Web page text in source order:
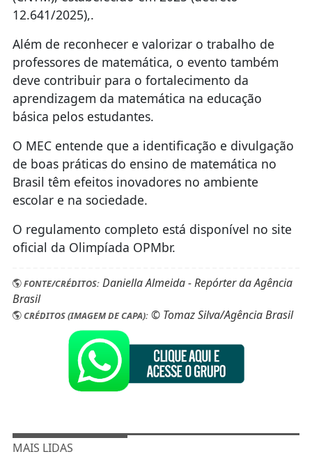
12.641/2025),.
Além de reconhecer e valorizar o trabalho de
professores de matemática, o evento também
deve contribuir para o fortalecimento da
aprendizagem da matemática na educação
básica pelos estudantes.
O MEC entende que a identificação e divulgação
de boas práticas do ensino de matemática no
Brasil têm efeitos inovadores no ambiente
escolar e na sociedade.
O regulamento completo está disponível no site
oficial da Olimpíada OPMbr.
FONTE/CRÉDITOS:Daniella Almeida - Repórter da Agência
Brasil
CRÉDITOS (IMAGEM DE CAPA):© Tomaz Silva/Agência Brasil
MAIS LIDAS